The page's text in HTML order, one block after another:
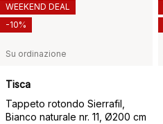
Su ordinazione
Tisca
Tappeto rotondo Sierrafil,
Bianco naturale nr. 11, Ø200 cm
WEEKEND DEAL
-10%